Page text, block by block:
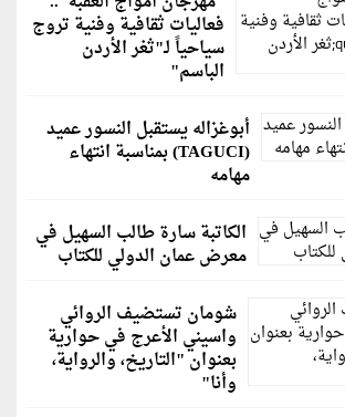
فعاليات ثقافية وفنية تروج
سياحياً لـ"ثغر الأردن
الباسم"
أبوغزاله يستقبل النسور عميد
(TAGUCI) بمناسبة انتهاء
مهامه
الكاتبة سارة طالب السهيل في
معرض عمان الدولي للكتاب
شومان تستضيف الروائي
واسيني الأعرج في حوارية
بعنوان "التاريخ، والرواية،
وأنا"